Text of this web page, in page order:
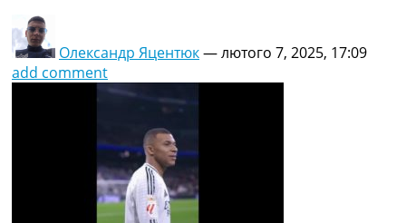
Олександр Яцентюк—лютого 7, 2025, 17:09
add comment